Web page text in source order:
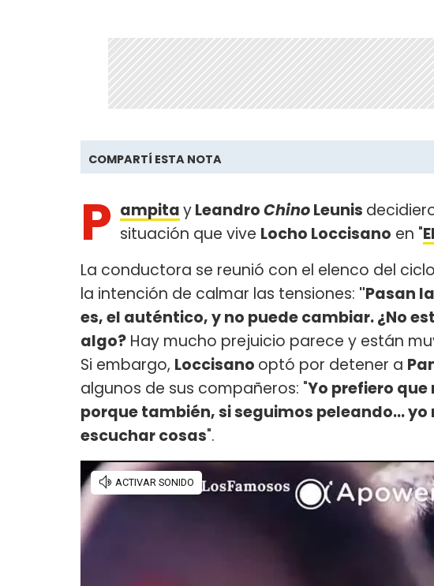
COMPARTÍ ESTA NOTA
P ampitayLeandroChinoLeunis
situación que vive Locho Loccisano en "
La conductora se reunió con el elenco del
la intención de calmar las tensiones: "Pasan
es, el auténtico, y no puede cambiar. ¿No
algo? Hay mucho prejuicio parece y están
Si embargo, Loccisano optó por detener a
algunos de sus compañeros: "Yo prefiero
porque también, si seguimos peleando…
escuchar cosas".